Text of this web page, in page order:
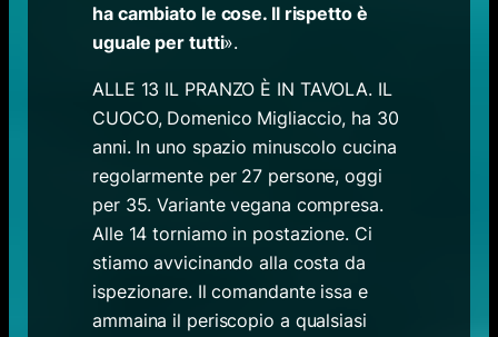
ha cambiato le cose. Il rispetto è
uguale per tutti».
ALLE 13 IL PRANZO È IN TAVOLA. IL
CUOCO, Domenico Migliaccio, ha 30
anni. In uno spazio minuscolo cucina
regolarmente per 27 persone, oggi
per 35. Variante vegana compresa.
Alle 14 torniamo in postazione. Ci
stiamo avvicinando alla costa da
ispezionare. Il comandante issa e
ammaina il periscopio a qualsiasi